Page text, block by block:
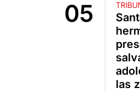
las